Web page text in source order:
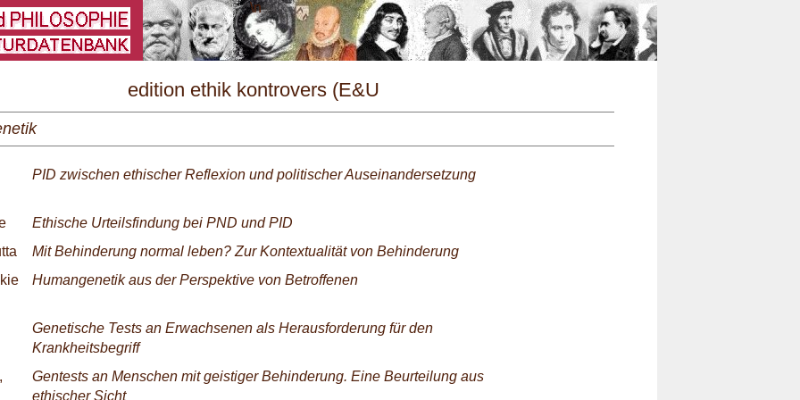
\n
edition ethik kontrovers (E&U
Sonderheft) Nr. 10/2002
PID zwischen ethischer Reflexion und politischer Auseinandersetzung
Ethische Urteilsfindung bei PND und PID
Mit Behinderung normal leben? Zur Kontextualität von Behinderung
Humangenetik aus der Perspektive von Betroffenen
Genetische Tests an Erwachsenen als Herausforderung für den
Krankheitsbegriff
Gentests an Menschen mit geistiger Behinderung. Eine Beurteilung aus
ethischer Sicht